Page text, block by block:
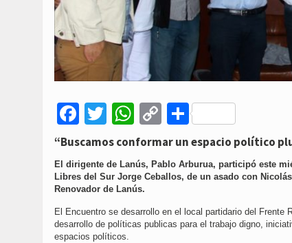
Facebook
TwitterWhatsApp
Copy
Link
Compartir
“Buscamos conformar un espacio político
El dirigente de Lanús, Pablo Arburua, participó este
Libres del Sur Jorge Ceballos, de un asado con
Renovador de Lanús.
El Encuentro se desarrollo en el local partidario del Frente
desarrollo de políticas publicas para el trabajo digno,
espacios políticos.